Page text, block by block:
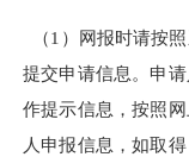
（1）网报时请按
提交申请信息。申
作提示信息，按照
人申报信息，如取